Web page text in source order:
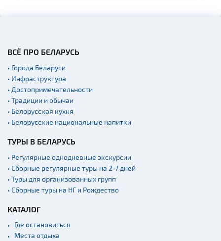
ВСЁ ПРО БЕЛАРУСЬ
• Города Беларуси
• Инфраструктура
• Достопримечательности
• Традиции и обычаи
• Белорусская кухня
• Белорусские национальные напитки
ТУРЫ В БЕЛАРУСЬ
• Регулярные однодневные экскурсии
• Сборные регулярные туры на 2-7 дней
• Туры для организованных групп
• Сборные туры на НГ и Рождество
КАТАЛОГ
Где остановиться
Места отдыха